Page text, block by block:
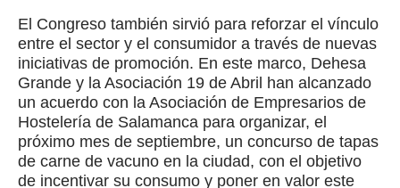
El Congreso también sirvió para reforzar el vínculo
entre el sector y el consumidor a través de nuevas
iniciativas de promoción. En este marco, Dehesa
Grande y la Asociación 19 de Abril han alcanzado
un acuerdo con la Asociación de Empresarios de
Hostelería de Salamanca para organizar, el
próximo mes de septiembre, un concurso de tapas
de carne de vacuno en la ciudad, con el objetivo
de incentivar su consumo y poner en valor este